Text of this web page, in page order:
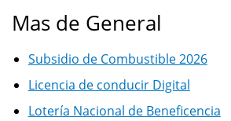
Mas de General
Subsidio de Combustible 2026
Licencia de conducir Digital
Lotería Nacional de Beneficencia